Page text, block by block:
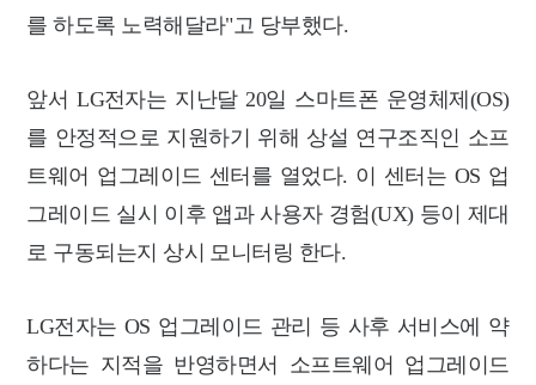
를 하도록 노력해달라"고 당부했다.
앞서 LG전자는 지난달 20일 스마트폰 운영체제(OS)
를 안정적으로 지원하기 위해 상설 연구조직인 소프
트웨어 업그레이드 센터를 열었다. 이 센터는 OS 업
그레이드 실시 이후 앱과 사용자 경험(UX) 등이 제대
로 구동되는지 상시 모니터링 한다.
LG전자는 OS 업그레이드 관리 등 사후 서비스에 약
하다는 지적을 반영하면서 소프트웨어 업그레이드